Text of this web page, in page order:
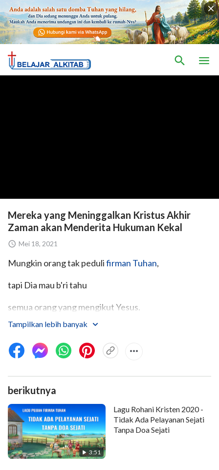
Mereka yang Meninggalkan Kristus Akhir
Zaman akan Menderita Hukuman Kekal
Mei 18, 2021
Mungkin orang tak pedulifirman Tuhan,
tapi Dia mau b'ri tahu
semua orang yang mengikut Yesus.
Ⅰ
Saat kau melihat Yesus
itulah kemunculan dari
Sang Surya Kebenaran.
Kau mungkin senang melihat Yesus turun,
tapi itulah saat
Tampilkan lebih banyak
berikutnya
3:51
Lagu Rohani Kristen 2020 -
Tidak Ada Pelayanan Sejati
Tanpa Doa Sejati